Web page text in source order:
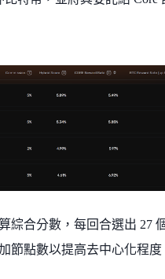
綜合分數，每回合選出 27
節點數以提高去中心化程度